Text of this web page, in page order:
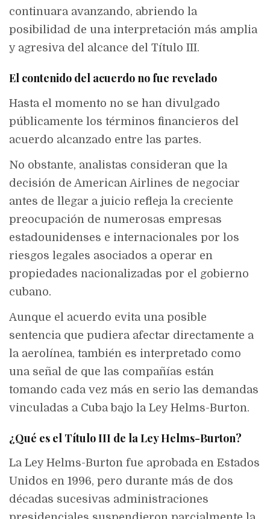
continuara avanzando, abriendo la
posibilidad de una interpretación más amplia
y agresiva del alcance del Título III.
El contenido del acuerdo no fue revelado
Hasta el momento no se han divulgado
públicamente los términos financieros del
acuerdo alcanzado entre las partes.
No obstante, analistas consideran que la
decisión de American Airlines de negociar
antes de llegar a juicio refleja la creciente
preocupación de numerosas empresas
estadounidenses e internacionales por los
riesgos legales asociados a operar en
propiedades nacionalizadas por el gobierno
cubano.
Aunque el acuerdo evita una posible
sentencia que pudiera afectar directamente a
la aerolínea, también es interpretado como
una señal de que las compañías están
tomando cada vez más en serio las demandas
vinculadas a Cuba bajo la Ley Helms-Burton.
¿Qué es el Título III de la Ley Helms-Burton?
La Ley Helms-Burton fue aprobada en Estados
Unidos en 1996, pero durante más de dos
décadas sucesivas administraciones